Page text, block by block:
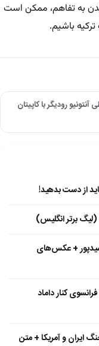
به تفاهم، ممکن است
باشیم.
رودیگر با کاپیتان
+ عکس‌های
کنار داماد
ایران و آمریکا + متن